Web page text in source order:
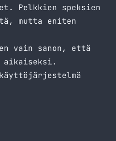
Pelkkien speksien
mutta eniten
vain sanon, että
aikaiseksi.